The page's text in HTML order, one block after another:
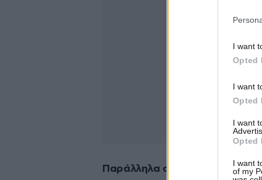
I want
Opted
I want
Opted
I want
Opted
I want
of my
Παράλληλα ανέφερε ότι οι